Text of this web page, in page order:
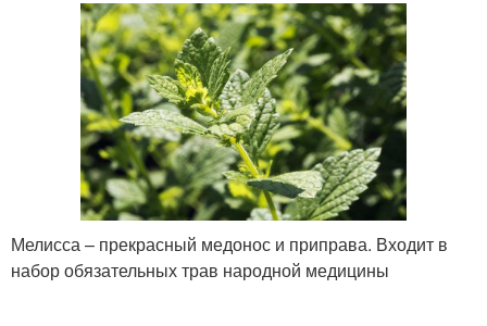
Мелисса – прекрасный медонос и приправа. Входит в
набор обязательных трав народной медицины